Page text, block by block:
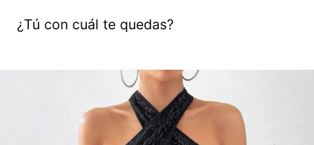
¿Tú con cuál te quedas?